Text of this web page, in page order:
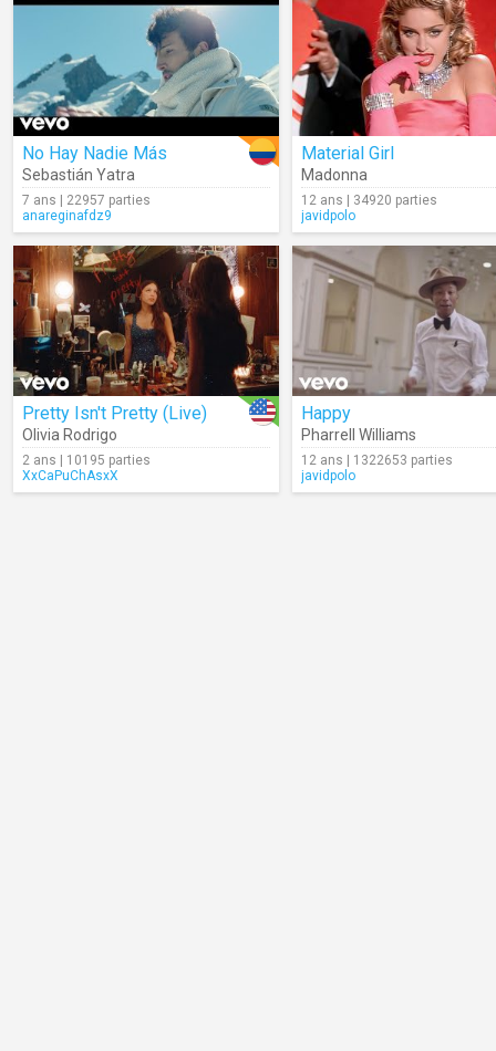
No Hay Nadie Más
Sebastián Yatra
7 ans | 22957 parties
anareginafdz9
Material Girl
Madonna
12 ans | 34920 parties
javidpolo
Pretty Isn't Pretty (Live)
Olivia Rodrigo
2 ans | 10195 parties
XxCaPuChAsxX
Happy
Pharrell Williams
12 ans | 1322653 parties
javidpolo